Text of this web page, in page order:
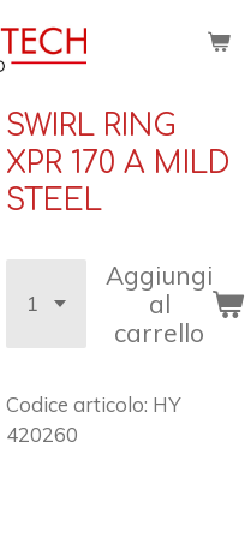
SWIRL RING
XPR 170 A MILD
STEEL
Aggiungi
al
carrello
Codice articolo: HY
420260